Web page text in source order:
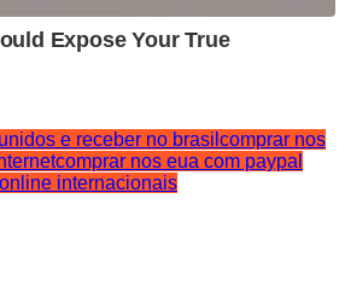
e receber no brasil comprar nos
comprar nos eua com paypal
internacionais